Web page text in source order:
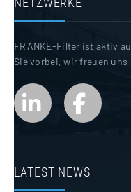
FRANKE-Filter ist aktiv
Sie vorbei, wir freuen uns
LATEST NEWS